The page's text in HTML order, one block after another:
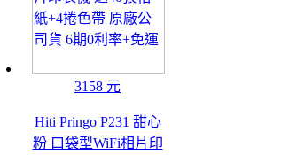
3158 元
Hiti Pringo P231 甜心
粉 口袋型WiFi相片印